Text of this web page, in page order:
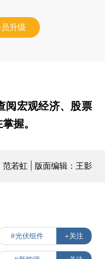
升级
阅宏观经济、股票
握。
范若虹 | 版面编辑：王影
#光伏组件 +关注